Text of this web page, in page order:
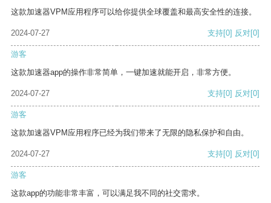
这款加速器VPM应用程序可以给你提供全球覆盖和最高安全性的连接。
2024-07-27 支持[0] 反对[0]
游客
这款加速器app的操作非常简单，一键加速就能开启，非常方便。
2024-07-27 支持[0] 反对[0]
游客
这款加速器VPM应用程序已经为我们带来了无限的隐私保护和自由。
2024-07-27 支持[0] 反对[0]
游客
这款app的功能非常丰富，可以满足我不同的社交需求。